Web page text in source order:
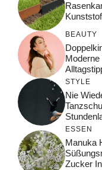
BEAUTY
Moderne
STYLE
Nie
ESSEN
Manuka
Zucker